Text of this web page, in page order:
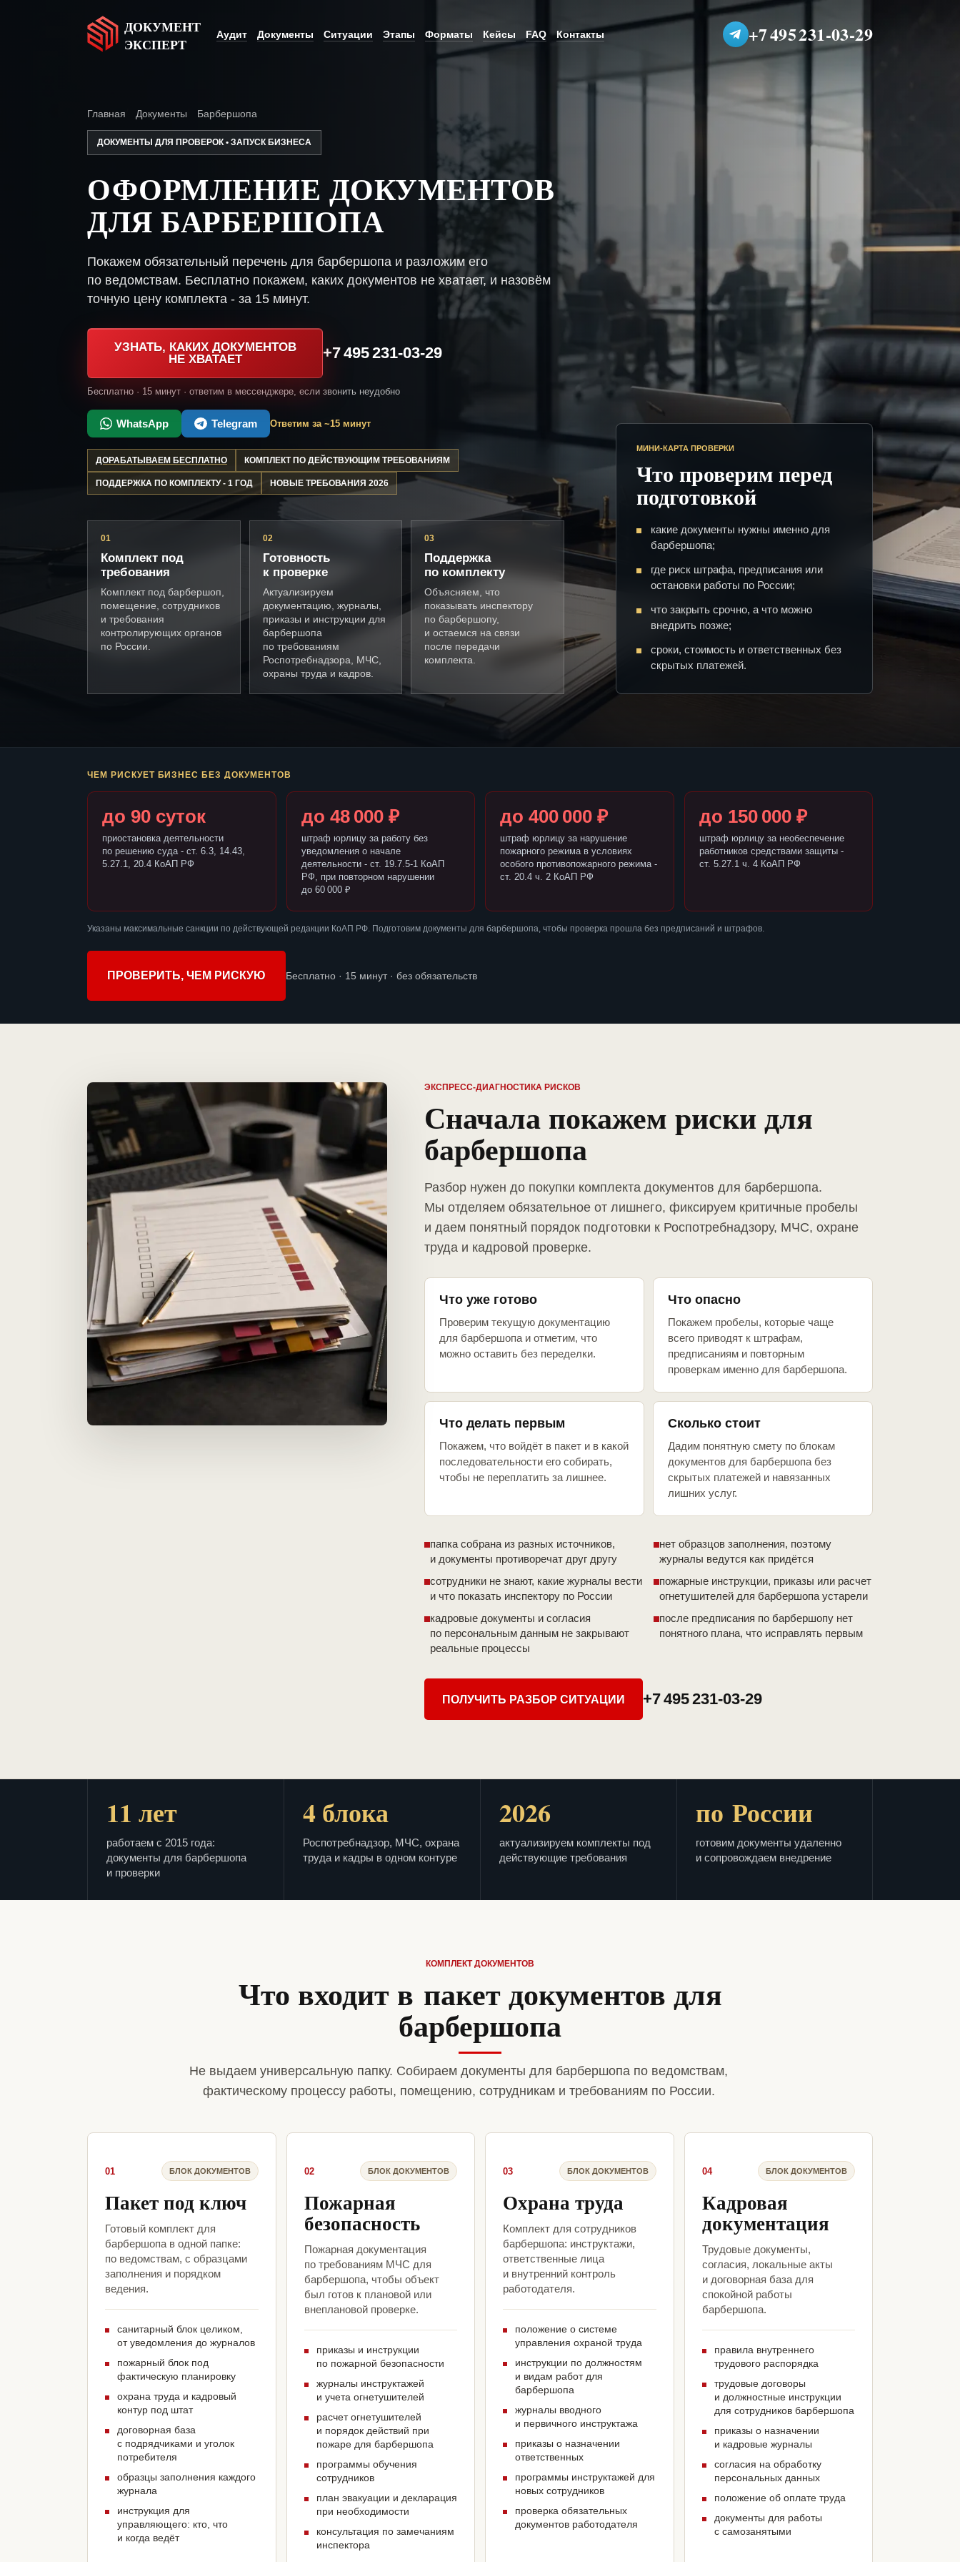
ДОКУМЕНТ
ЭКСПЕРТ
Аудит Документы Ситуации Этапы Форматы Кейсы FAQ Контакты +7 495 231-03-29
Главная Документы Барбершопа
ДОКУМЕНТЫ ДЛЯ ПРОВЕРОК • ЗАПУСК БИЗНЕСА
ОФОРМЛЕНИЕ ДОКУМЕНТОВ
ДЛЯ БАРБЕРШОПА
Покажем обязательный перечень для барбершопа и разложим его
по ведомствам. Бесплатно покажем, каких документов не хватает, и назовём
точную цену комплекта - за 15 минут.
УЗНАТЬ, КАКИХ ДОКУМЕНТОВ
НЕ ХВАТАЕТ
+7 495 231-03-29
Бесплатно · 15 минут · ответим в мессенджере, если звонить неудобно
WhatsApp Telegram Ответим за ~15 минут
ДОРАБАТЫВАЕМ БЕСПЛАТНО КОМПЛЕКТ ПО ДЕЙСТВУЮЩИМ ТРЕБОВАНИЯМ
ПОДДЕРЖКА ПО КОМПЛЕКТУ - 1 ГОД НОВЫЕ ТРЕБОВАНИЯ 2026
01
Комплект под
требования
Комплект под барбершоп,
помещение, сотрудников
и требования
контролирующих органов
по России.
02
Готовность
к проверке
Актуализируем
документацию, журналы,
приказы и инструкции для
барбершопа
по требованиям
Роспотребнадзора, МЧС,
охраны труда и кадров.
03
Поддержка
по комплекту
Объясняем, что
показывать инспектору
по барбершопу,
и остаемся на связи
после передачи
комплекта.
МИНИ-КАРТА ПРОВЕРКИ
Что проверим перед
подготовкой
какие документы нужны именно для
барбершопа;
где риск штрафа, предписания или
остановки работы по России;
что закрыть срочно, а что можно
внедрить позже;
сроки, стоимость и ответственных без
скрытых платежей.
ЧЕМ РИСКУЕТ БИЗНЕС БЕЗ ДОКУМЕНТОВ
до 90 суток
приостановка деятельности
по решению суда - ст. 6.3, 14.43,
5.27.1, 20.4 КоАП РФ
до 48 000 ₽
штраф юрлицу за работу без
уведомления о начале
деятельности - ст. 19.7.5-1 КоАП
РФ, при повторном нарушении
до 60 000 ₽
до 400 000 ₽
штраф юрлицу за нарушение
пожарного режима в условиях
особого противопожарного режима -
ст. 20.4 ч. 2 КоАП РФ
до 150 000 ₽
штраф юрлицу за необеспечение
работников средствами защиты -
ст. 5.27.1 ч. 4 КоАП РФ
Указаны максимальные санкции по действующей редакции КоАП РФ. Подготовим документы для барбершопа, чтобы проверка прошла без предписаний и штрафов.
ПРОВЕРИТЬ, ЧЕМ РИСКУЮ Бесплатно · 15 минут · без обязательств
ЭКСПРЕСС-ДИАГНОСТИКА РИСКОВ
Сначала покажем риски для
барбершопа
Разбор нужен до покупки комплекта документов для барбершопа.
Мы отделяем обязательное от лишнего, фиксируем критичные пробелы
и даем понятный порядок подготовки к Роспотребнадзору, МЧС, охране
труда и кадровой проверке.
Что уже готово
Проверим текущую документацию
для барбершопа и отметим, что
можно оставить без переделки.
Что опасно
Покажем пробелы, которые чаще
всего приводят к штрафам,
предписаниям и повторным
проверкам именно для барбершопа.
Что делать первым
Покажем, что войдёт в пакет и в какой
последовательности его собирать,
чтобы не переплатить за лишнее.
Сколько стоит
Дадим понятную смету по блокам
документов для барбершопа без
скрытых платежей и навязанных
лишних услуг.
папка собрана из разных источников,
и документы противоречат друг другу
нет образцов заполнения, поэтому
журналы ведутся как придётся
сотрудники не знают, какие журналы вести
и что показать инспектору по России
пожарные инструкции, приказы или расчет
огнетушителей для барбершопа устарели
кадровые документы и согласия
по персональным данным не закрывают
реальные процессы
после предписания по барбершопу нет
понятного плана, что исправлять первым
ПОЛУЧИТЬ РАЗБОР СИТУАЦИИ +7 495 231-03-29
11 лет
работаем с 2015 года:
документы для барбершопа
и проверки
4 блока
Роспотребнадзор, МЧС, охрана
труда и кадры в одном контуре
2026
актуализируем комплекты под
действующие требования
по России
готовим документы удаленно
и сопровождаем внедрение
КОМПЛЕКТ ДОКУМЕНТОВ
Что входит в пакет документов для
барбершопа
Не выдаем универсальную папку. Собираем документы для барбершопа по ведомствам,
фактическому процессу работы, помещению, сотрудникам и требованиям по России.
01 БЛОК ДОКУМЕНТОВ
Пакет под ключ
Готовый комплект для
барбершопа в одной папке:
по ведомствам, с образцами
заполнения и порядком
ведения.
санитарный блок целиком,
от уведомления до журналов
пожарный блок под
фактическую планировку
охрана труда и кадровый
контур под штат
договорная база
с подрядчиками и уголок
потребителя
образцы заполнения каждого
журнала
инструкция для
управляющего: кто, что
и когда ведёт
02 БЛОК ДОКУМЕНТОВ
Пожарная
безопасность
Пожарная документация
по требованиям МЧС для
барбершопа, чтобы объект
был готов к плановой или
внеплановой проверке.
приказы и инструкции
по пожарной безопасности
журналы инструктажей
и учета огнетушителей
расчет огнетушителей
и порядок действий при
пожаре для барбершопа
программы обучения
сотрудников
план эвакуации и декларация
при необходимости
консультация по замечаниям
инспектора
03 БЛОК ДОКУМЕНТОВ
Охрана труда
Комплект для сотрудников
барбершопа: инструктажи,
ответственные лица
и внутренний контроль
работодателя.
положение о системе
управления охраной труда
инструкции по должностям
и видам работ для
барбершопа
журналы вводного
и первичного инструктажа
приказы о назначении
ответственных
программы инструктажей для
новых сотрудников
проверка обязательных
документов работодателя
04 БЛОК ДОКУМЕНТОВ
Кадровая
документация
Трудовые документы,
согласия, локальные акты
и договорная база для
спокойной работы
барбершопа.
правила внутреннего
трудового распорядка
трудовые договоры
и должностные инструкции
для сотрудников барбершопа
приказы о назначении
и кадровые журналы
согласия на обработку
персональных данных
положение об оплате труда
документы для работы
с самозанятыми